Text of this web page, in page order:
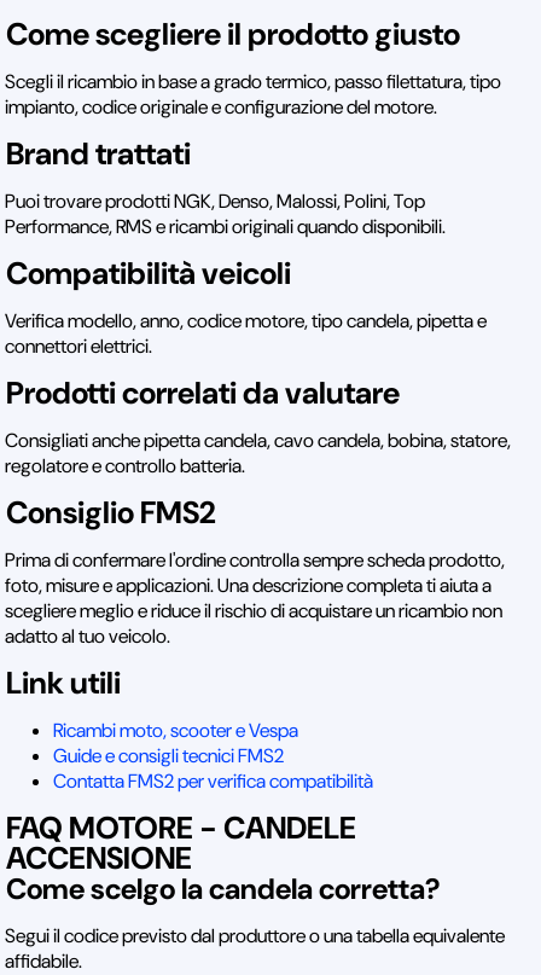
Come scegliere il prodotto giusto
Scegli il ricambio in base a grado termico, passo filettatura, tipo
impianto, codice originale e configurazione del motore.
Brand trattati
Puoi trovare prodotti NGK, Denso, Malossi, Polini, Top
Performance, RMS e ricambi originali quando disponibili.
Compatibilità veicoli
Verifica modello, anno, codice motore, tipo candela, pipetta e
connettori elettrici.
Prodotti correlati da valutare
Consigliati anche pipetta candela, cavo candela, bobina, statore,
regolatore e controllo batteria.
Consiglio FMS2
Prima di confermare l'ordine controlla sempre scheda prodotto,
foto, misure e applicazioni. Una descrizione completa ti aiuta a
scegliere meglio e riduce il rischio di acquistare un ricambio non
adatto al tuo veicolo.
Link utili
Ricambi moto, scooter e Vespa
Guide e consigli tecnici FMS2
Contatta FMS2 per verifica compatibilità
FAQ MOTORE - CANDELE
ACCENSIONE
Come scelgo la candela corretta?
Segui il codice previsto dal produttore o una tabella equivalente
affidabile.